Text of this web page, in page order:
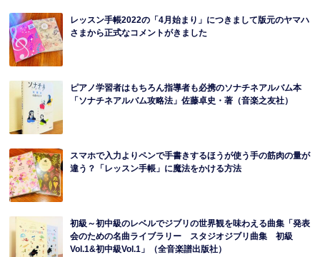
レッスン手帳2022の「4月始まり」につきまして版元のヤマハ
さまから正式なコメントがきました
ピアノ学習者はもちろん指導者も必携のソナチネアルバム本
「ソナチネアルバム攻略法」佐藤卓史・著（音楽之友社）
スマホで入力よりペンで手書きするほうが使う手の筋肉の量が
違う？「レッスン手帳」に魔法をかける方法
初級～初中級のレベルでジブリの世界観を味わえる曲集「発表
会のための名曲ライブラリー スタジオジブリ曲集 初級
Vol.1&初中級Vol.1」（全音楽譜出版社）